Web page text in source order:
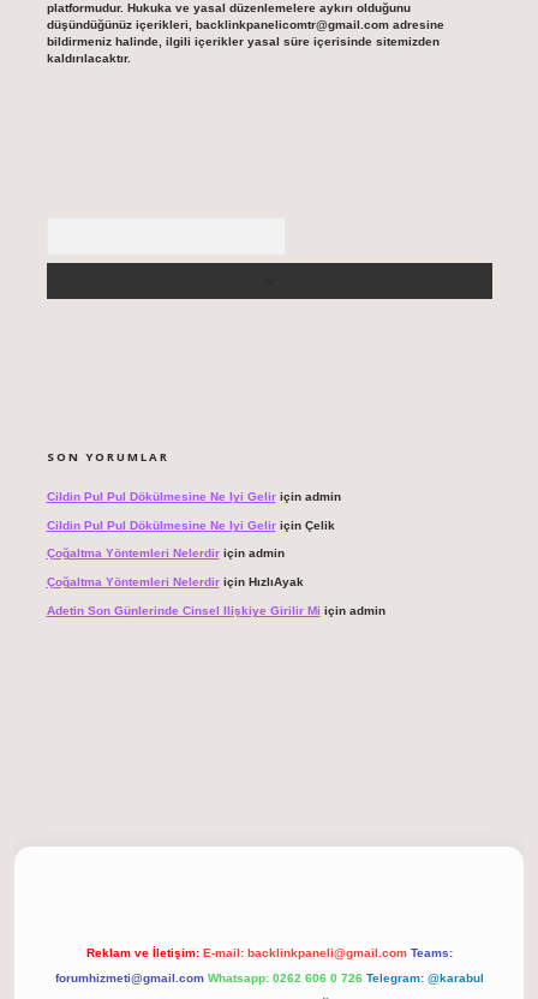
platformudur. Hukuka ve yasal düzenlemelere aykırı olduğunu
düşündüğünüz içerikleri, backlinkpanelicomtr@gmail.comadresine
bildirmeniz halinde, ilgili içerikler yasal süre içerisinde sitemizden
kaldırılacaktır.
SON YORUMLAR
Cildin Pul Pul Dökülmesine Ne Iyi Geliriçin admin
Cildin Pul Pul Dökülmesine Ne Iyi Geliriçin Çelik
Çoğaltma Yöntemleri Nelerdiriçin admin
Çoğaltma Yöntemleri Nelerdiriçin HızlıAyak
Adetin Son Günlerinde Cinsel Ilişkiye Girilir Mi için admin
Reklam ve İletişim: E-mail: backlinkpaneli@gmail.com Teams:
forumhizmeti@gmail.com Whatsapp: 0262 606 0 726 Telegram: @karabul